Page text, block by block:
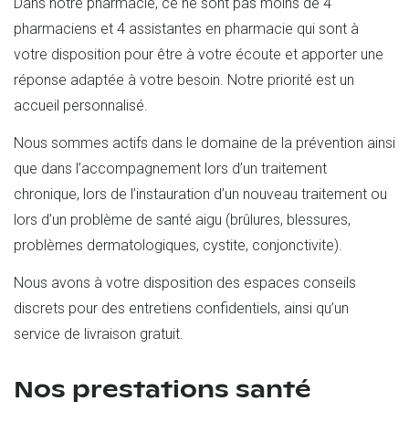
pharmaciens et 4 assistantes en pharmacie qui sont à
votre disposition pour être à votre écoute et apporter une
réponse adaptée à votre besoin. Notre priorité est un
accueil personnalisé.
Nous sommes actifs dans le domaine de la prévention ainsi
que dans l’accompagnement lors d’un traitement
chronique, lors de l’instauration d’un nouveau traitement ou
lors d’un problème de santé aigu (brûlures, blessures,
problèmes dermatologiques, cystite, conjonctivite).
Nous avons à votre disposition des espaces conseils
discrets pour des entretiens confidentiels, ainsi qu’un
service de livraison gratuit.
Nos prestations santé